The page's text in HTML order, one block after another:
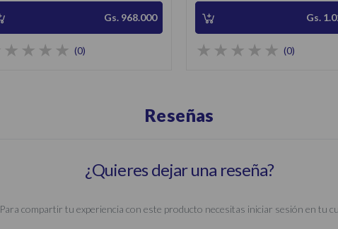
Gs. 968.000
(0)
Gs.
(0)
Reseñas
¿Quieres dejar una reseña?
Para compartir tu experiencia con este producto necesitas iniciar sesión en tu